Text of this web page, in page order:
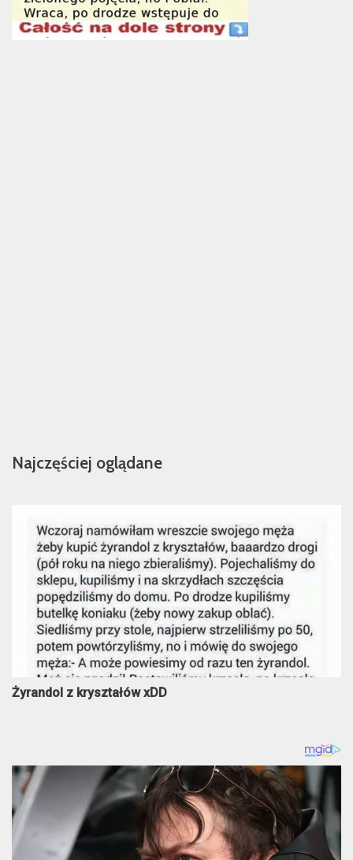
Najczęściej oglądane
Żyrandol z kryształów xDD